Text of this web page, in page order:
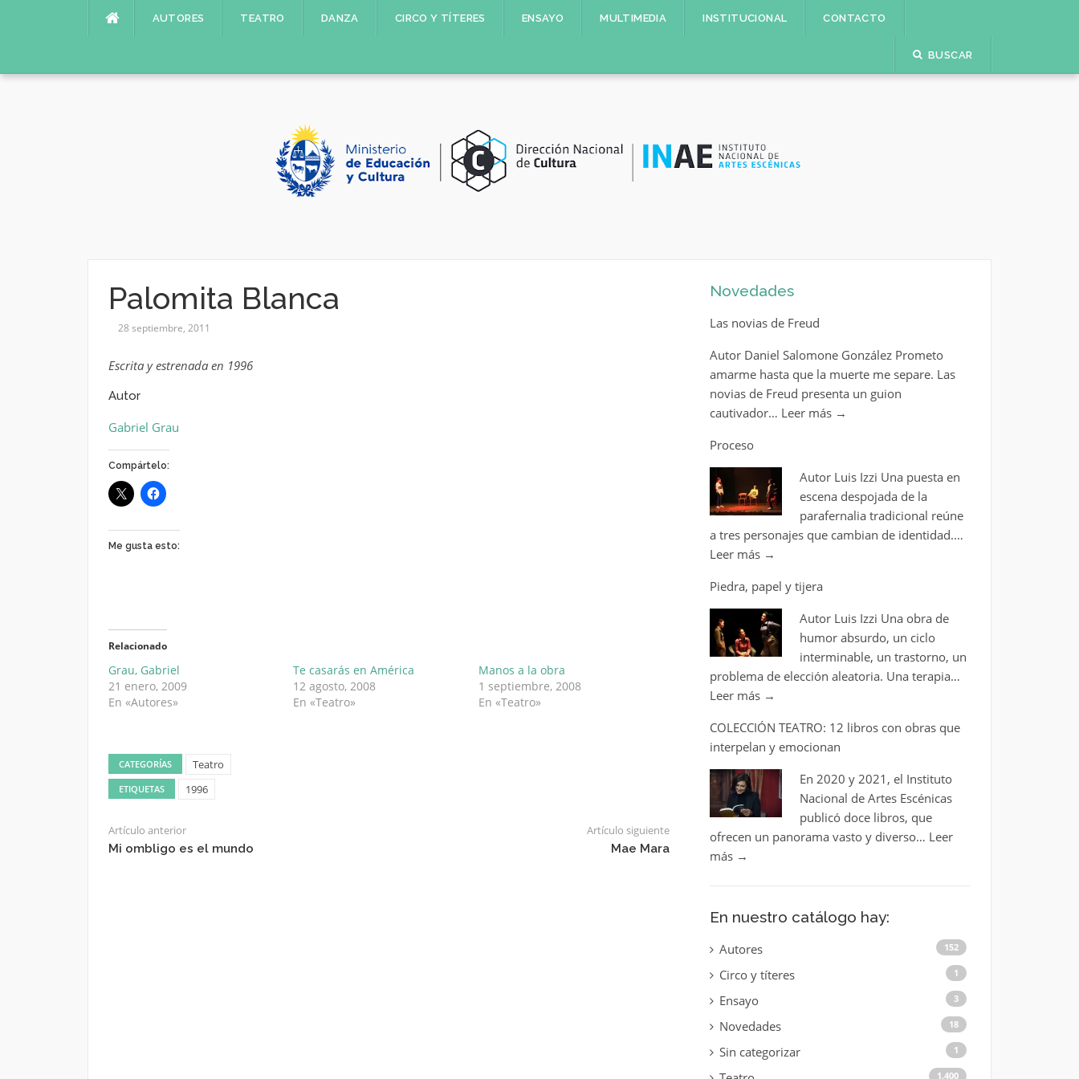
AUTORES TEATRO DANZA CIRCO Y TÍTERES ENSAYO MULTIMEDIA INSTITUCIONAL CONTACTO
BUSCAR
Palomita Blanca
28 septiembre, 2011
Escrita y estrenada en 1996
Autor
Gabriel Grau
Compártelo:
Me gusta esto:
Relacionado
Grau, Gabriel
21 enero, 2009
En «Autores»
Te casarás en América
12 agosto, 2008
En «Teatro»
Manos a la obra
1 septiembre, 2008
En «Teatro»
CATEGORÍAS Teatro
ETIQUETAS 1996
Artículo anterior
Mi ombligo es el mundo
Artículo siguiente
Mae Mara
Novedades
Las novias de Freud
Autor Daniel Salomone González Prometo
amarme hasta que la muerte me separe. Las
novias de Freud presenta un guion
cautivador… Leer más →
Proceso
Autor Luis Izzi Una puesta en
escena despojada de la
parafernalia tradicional reúne
a tres personajes que cambian de identidad.…
Leer más →
Piedra, papel y tijera
Autor Luis Izzi Una obra de
humor absurdo, un ciclo
interminable, un trastorno, un
problema de elección aleatoria. Una terapia…
Leer más →
COLECCIÓN TEATRO: 12 libros con obras que
interpelan y emocionan
En 2020 y 2021, el Instituto
Nacional de Artes Escénicas
publicó doce libros, que
ofrecen un panorama vasto y diverso… Leer
más →
En nuestro catálogo hay:
Autores 152
Circo y títeres 1
Ensayo 3
Novedades 18
Sin categorizar 1
1.400